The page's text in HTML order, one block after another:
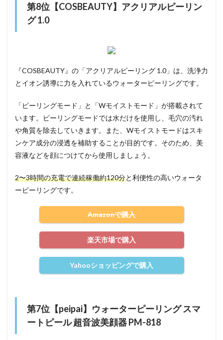
第8位【COSBEAUTY】アクリアルピーリン
グ 1.0
『COSBEAUTY』の「アクリアルピーリング 1.0」は、洗浄力
とイオン誘導に力を入れているウォーターピーリングです。
「ピーリングモード」と「Wモイストモード」が搭載されて
います。ピーリングモードでは水だけを使用し、毛穴の汚れ
や角質を除去していきます。また、Wモイストモードはスキ
ンケア成分の浸透を補助することが目的です。そのため、美
容液などを顔につけてから使用しましょう。
2〜3時間の充電で連続稼働約120分と利便性の高いウォータ
ーピーリングです。
Amazonで購入
楽天市場で購入
Yahooショッピングで購入
第7位【peipai】ウォーターピーリング スマ
ートピール 超音波美顔器 PM-818